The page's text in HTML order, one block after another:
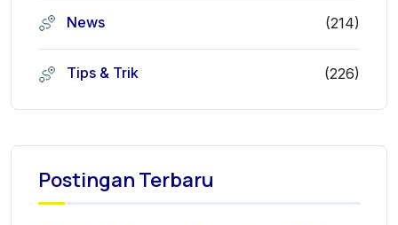
News (214)
Tips & Trik (226)
Postingan Terbaru